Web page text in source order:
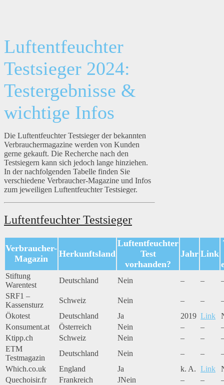
Luftentfeuchter
Testsieger 2024:
Testergebnisse &
wichtige Infos
Die Luftentfeuchter Testsieger der bekannten
Verbrauchermagazine werden von Kunden
gerne gekauft. Die Recherche nach den
Testsiegern kann sich jedoch lange hinziehen.
In der nachfolgenden Tabelle finden Sie
verschiedene Verbraucher-Magazine und Infos
zum jeweiligen Luftentfeuchter Testsieger.
Luftentfeuchter Testsieger
Verbraucher-
Magazin
Herkunftsland
Luftentfeuchter
Test
vorhanden?
Jahr Link
Stiftung
Warentest
Deutschland Nein – –
SRF1 –
Kassensturz
Schweiz Nein – –
Ökotest
Deutschland Ja 2019 Link
Konsument.at
Österreich Nein – –
Ktipp.ch
Schweiz Nein – –
ETM
Testmagazin
Deutschland Nein – –
Which.co.uk
England Ja k. A. Link
Quechoisir.fr
Frankreich JNein – –